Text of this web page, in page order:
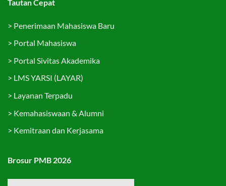
Tautan Cepat
> Penerimaan Mahasiswa Baru
> Portal Mahasiswa
> Portal Sivitas Akademika
> LMS YARSI (LAYAR)
> Layanan Terpadu
> Kemahasiswaan & Alumni
> Kemitraan dan Kerjasama
Brosur PMB 2026